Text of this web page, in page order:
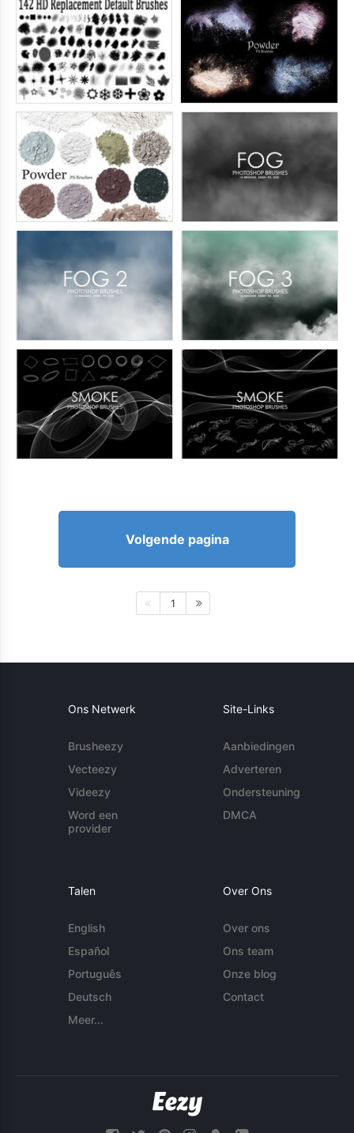
Volgende pagina
1
Ons Netwerk
Brusheezy
Vecteezy
Videezy
Word een
provider
Site-Links
Aanbiedingen
Adverteren
Ondersteuning
DMCA
Talen
English
Español
Português
Deutsch
Meer...
Over Ons
Over ons
Ons team
Onze blog
Contact